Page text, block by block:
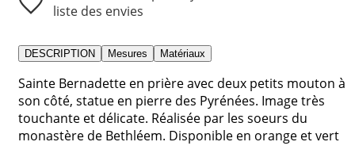
liste des envies
DESCRIPTION Mesures Matériaux
Sainte Bernadette en prière avec deux petits mouton à
son côté, statue en pierre des Pyrénées. Image très
touchante et délicate. Réalisée par les soeurs du
monastère de Bethléem. Disponible en orange et vert